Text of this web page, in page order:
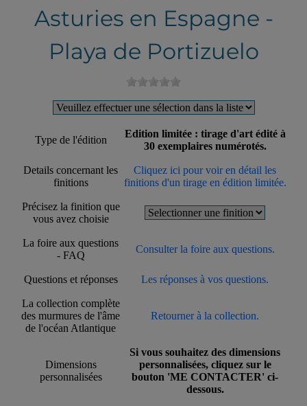
Asturies en Espagne -
Playa de Portizuelo
Type de l'édition
Edition limitée : tirage d'art édité à
30 exemplaires numérotés.
Details concernant les
finitions
Cliquez ici pour voir en détail les
finitions d'un tirage en édition limitée.
Précisez la finition que
vous avez choisie
La foire aux questions
- FAQ
Consulter la foire aux questions.
Questions et réponses Les réponses à vos questions.
La collection complète
des murmures de l'âme
de l'océan Atlantique
Retourner à la collection.
Dimensions
personnalisées
Si vous souhaitez des dimensions
personnalisées, cliquez sur le
bouton 'ME CONTACTER' ci-
dessous.